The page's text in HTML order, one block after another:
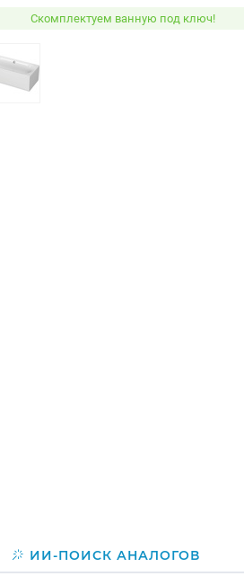
Скомплектуем ванную под ключ!
ИИ-ПОИСК АНАЛОГОВ